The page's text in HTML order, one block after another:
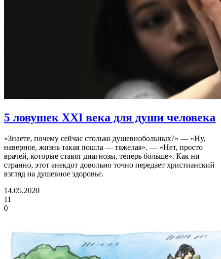
5 ловушек XXI века для души человека
«Знаете, почему сейчас столько душевнобольных?» — «Ну,
наверное, жизнь такая пошла — тяжелая». — «Нет, просто
врачей, которые ставят диагнозы, теперь больше». Как ни
странно, этот анекдот довольно точно передает христианский
взгляд на душевное здоровье.
14.05.2020
11
0